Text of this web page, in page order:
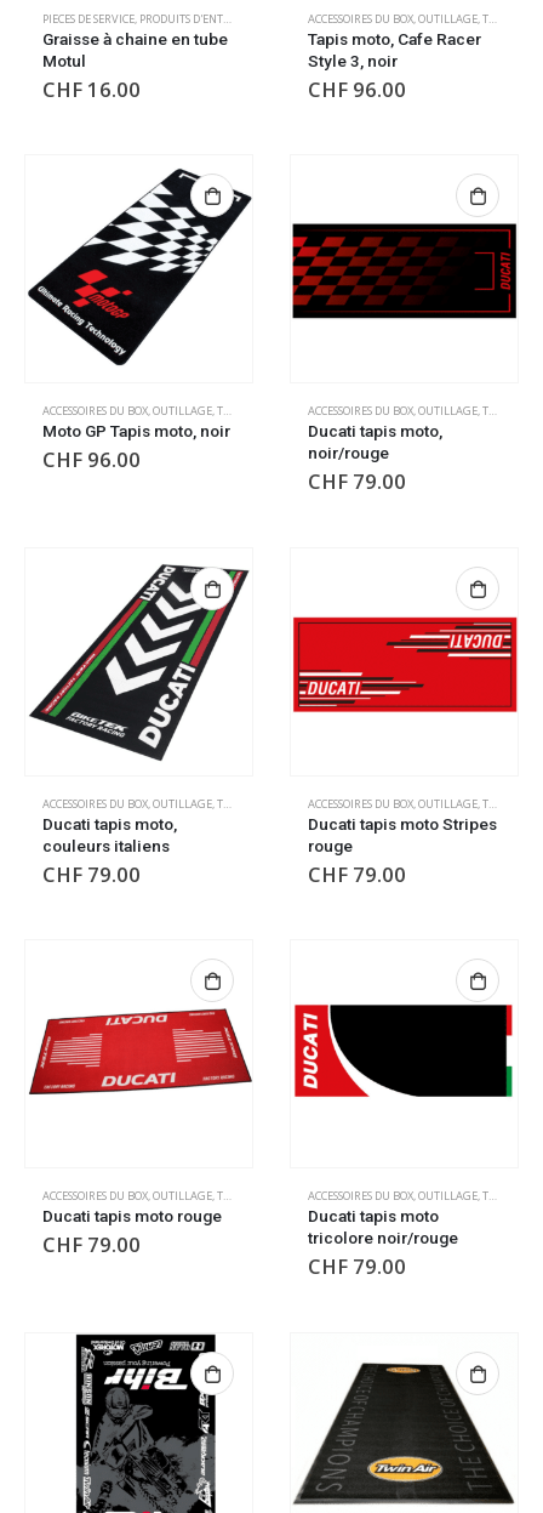
PIECES DE SERVICE, PRODUITS D'ENTRETIEN
Graisse à chaine en tube
Motul
CHF 16.00
ACCESSOIRES DU BOX,OUTILLAGE,TAPIS DE SOL
Tapis moto, Cafe Racer
Style 3, noir
CHF 96.00
ACCESSOIRES DU BOX,OUTILLAGE,TAPIS DE SOL TAPIS DE SOL
Moto GP Tapis moto, noir
CHF 96.00
ACCESSOIRES DU BOX,OUTILLAGE,TAPIS DE SOL
Ducati tapis moto,
noir/rouge
CHF 79.00
ACCESSOIRES DU BOX,OUTILLAGE,TAPIS DE SOL TAPIS DE SOL
Ducati tapis moto,
couleurs italiens
CHF 79.00
ACCESSOIRES DU BOX,OUTILLAGE,TAPIS DE SOL
Ducati tapis moto Stripes
rouge
CHF 79.00
ACCESSOIRES DU BOX,OUTILLAGE,TAPIS DE SOL TAPIS DE SOL
Ducati tapis moto rouge
CHF 79.00
ACCESSOIRES DU BOX,OUTILLAGE,TAPIS DE SOL
Ducati tapis moto
tricolore noir/rouge
CHF 79.00